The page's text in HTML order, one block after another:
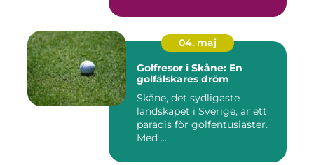
04. maj
Golfresor i Skåne: En
golfälskares dröm
Skåne, det sydligaste
landskapet i Sverige, är ett
paradis för golfentusiaster.
Med ...